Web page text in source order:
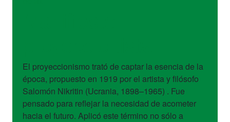
El proyeccionismo trató de captar la esencia de la
época, propuesto en 1919 por el artista y filósofo
Salomón Nikritin (Ucrania, 1898–1965) . Fue
pensado para reflejar la necesidad de acometer
hacia el futuro. Aplicó este término no sólo a